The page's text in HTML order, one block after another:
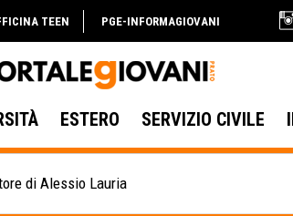
TEEN PGE-INFORMAGIOVANI
ESTERO SERVIZIO CIVILE
di Alessio Lauria